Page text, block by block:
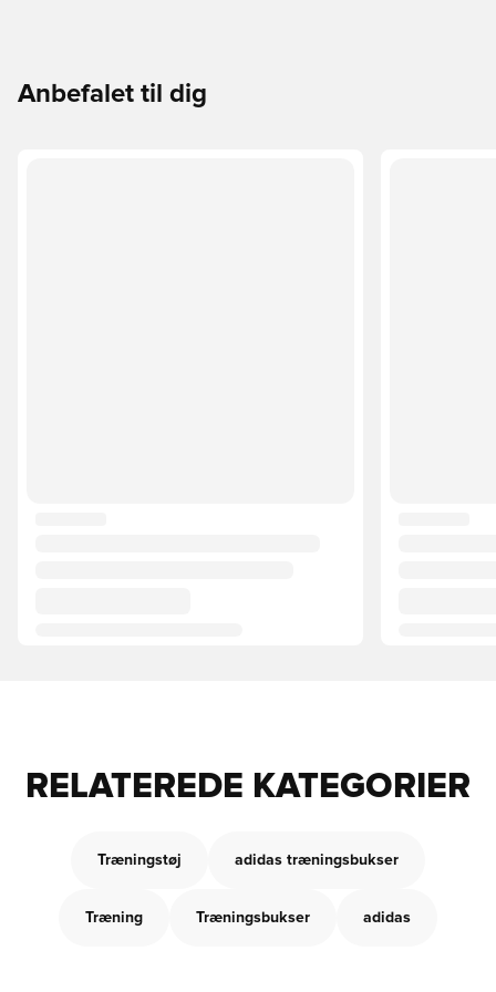
Anbefalet til dig
RELATEREDE KATEGORIER
Træningstøj adidas træningsbukser
Træning Træningsbukser adidas